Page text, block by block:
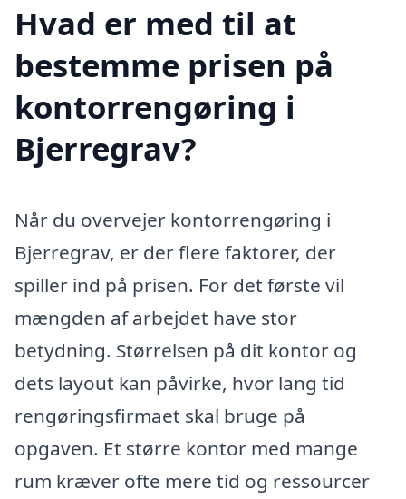
Hvad er med til at
bestemme prisen på
kontorrengøring i
Bjerregrav?
Når du overvejer kontorrengøring i
Bjerregrav, er der flere faktorer, der
spiller ind på prisen. For det første vil
mængden af arbejdet have stor
betydning. Størrelsen på dit kontor og
dets layout kan påvirke, hvor lang tid
rengøringsfirmaet skal bruge på
opgaven. Et større kontor med mange
rum kræver ofte mere tid og ressourcer